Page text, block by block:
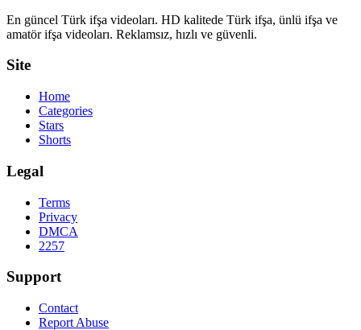
En güncel Türk ifşa videoları. HD kalitede Türk ifşa, ünlü ifşa ve
amatör ifşa videoları. Reklamsız, hızlı ve güvenli.
Site
Home
Categories
Stars
Shorts
Legal
Terms
Privacy
DMCA
2257
Support
Contact
Report Abuse